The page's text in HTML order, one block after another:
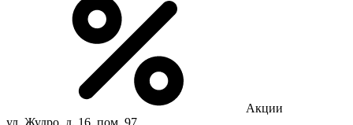
Акции
ул. Жудро, д. 16, пом. 97